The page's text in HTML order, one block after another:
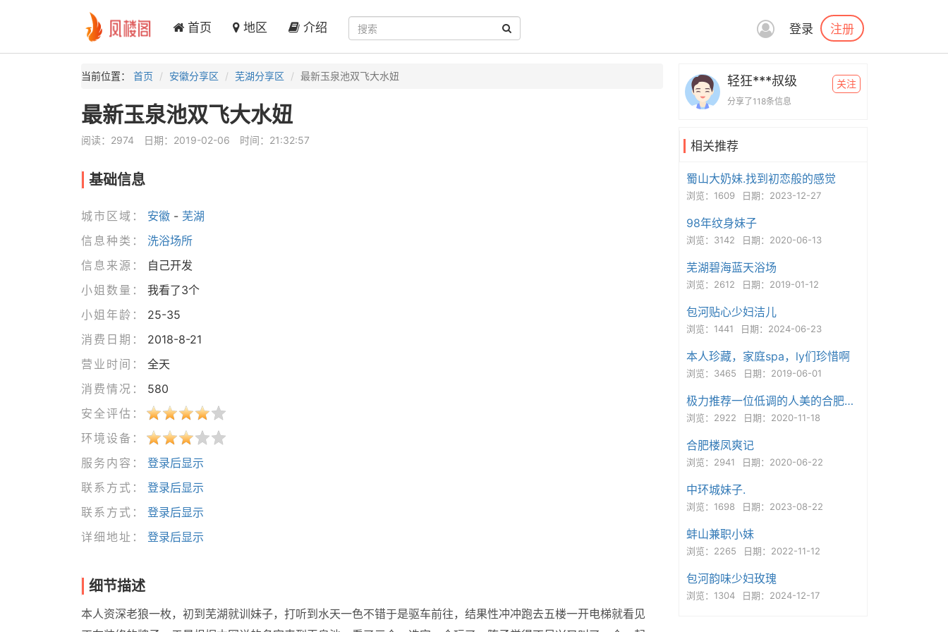
首页 地区 介绍 登录 注册
当前位置： 首页 安徽分享区 芜湖分享区 最新玉泉池双飞大水妞
最新玉泉池双飞大水妞
阅读：2974 日期：2019-02-06 时间：21:32:57
基础信息
城市区域： 安徽- 芜湖
信息种类：
洗浴场所
信息来源：
自己开发
小姐数量：
我看了3个
小姐年龄：
25-35
消费日期：
2018-8-21
营业时间：
全天
消费情况：
580
安全评估：
环境设备：
服务内容：
登录后显示
联系方式：
登录后显示
联系方式：
登录后显示
详细地址：
登录后显示
细节描述
本人资深老狼一枚，初到芜湖就训妹子，打听到水天一色不错于是驱车前往，结果性冲冲跑去五楼一开电梯就看见
轻狂***叔级
分享了118条信息
关注
相关推荐
蜀山大奶妹.找到初恋般的感觉
浏览：1609 日期：2023-12-27
98年纹身妹子
浏览：3142 日期：2020-06-13
芜湖碧海蓝天浴场
浏览：2612 日期：2019-01-12
包河贴心少妇洁儿
浏览：1441 日期：2024-06-23
本人珍藏，家庭spa，ly们珍惜啊
浏览：3465 日期：2019-06-01
极力推荐一位低调的人美的合肥妹妹！
浏览：2922 日期：2020-11-18
合肥楼凤爽记
浏览：2941 日期：2020-06-22
中环城妹子.
浏览：1698 日期：2023-08-22
蚌山兼职小妹
浏览：2265 日期：2022-11-12
包河韵味少妇玫瑰
浏览：1304 日期：2024-12-17